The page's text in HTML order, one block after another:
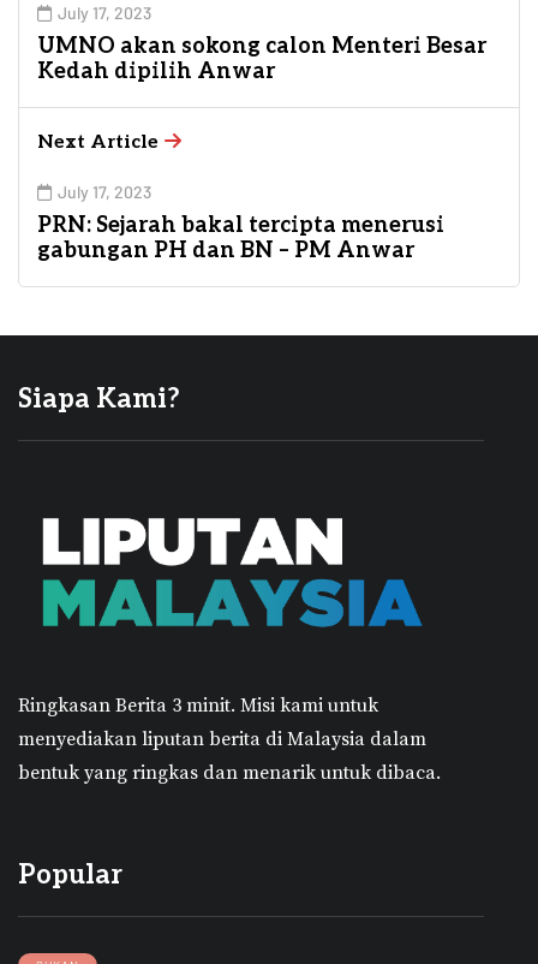
July 17, 2023
UMNO akan sokong calon Menteri Besar
Kedah dipilih Anwar
Next Article
July 17, 2023
PRN: Sejarah bakal tercipta menerusi
gabungan PH dan BN – PM Anwar
Siapa Kami?
Ringkasan Berita 3 minit. Misi kami untuk
menyediakan liputan berita di Malaysia dalam
bentuk yang ringkas dan menarik untuk dibaca.
Popular